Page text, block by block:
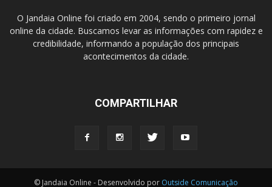
O Jandaia Online foi criado em 2004, sendo o primeiro jornal
online da cidade. Buscamos levar as informações com rapidez e
credibilidade, informando a população dos principais
acontecimentos da cidade.
COMPARTILHAR
© Jandaia Online - Desenvolvido por Outside Comunicação